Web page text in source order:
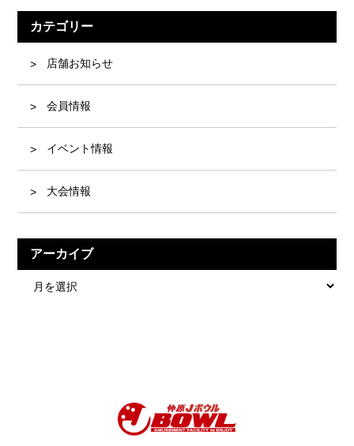
カテゴリー
店舗お知らせ
会員情報
イベント情報
大会情報
アーカイブ